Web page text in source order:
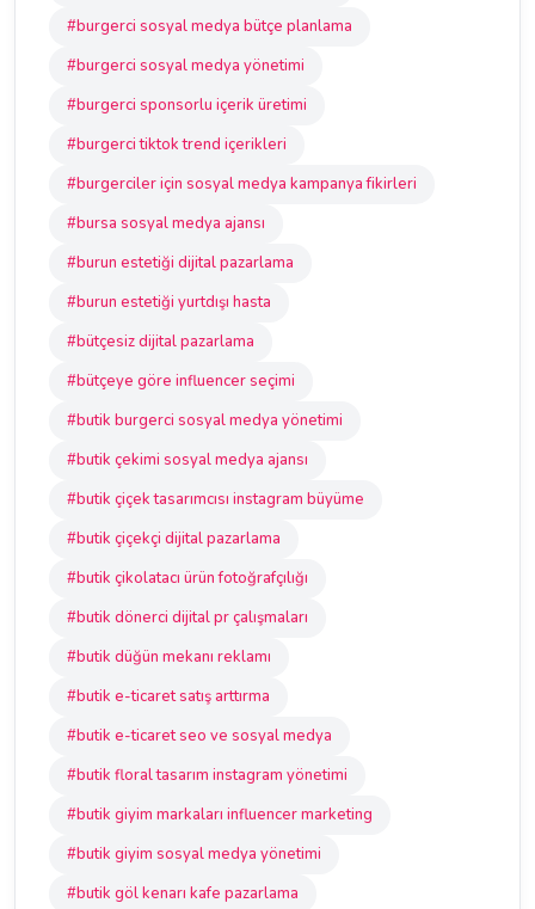
#burgerci sosyal medya bütçe planlama
#burgerci sosyal medya yönetimi
#burgerci sponsorlu içerik üretimi
#burgerci tiktok trend içerikleri
#burgerciler için sosyal medya kampanya fikirleri
#bursa sosyal medya ajansı
#burun estetiği dijital pazarlama
#burun estetiği yurtdışı hasta
#bütçesiz dijital pazarlama
#bütçeye göre influencer seçimi
#butik burgerci sosyal medya yönetimi
#butik çekimi sosyal medya ajansı
#butik çiçek tasarımcısı instagram büyüme
#butik çiçekçi dijital pazarlama
#butik çikolatacı ürün fotoğrafçılığı
#butik dönerci dijital pr çalışmaları
#butik düğün mekanı reklamı
#butik e-ticaret satış arttırma
#butik e-ticaret seo ve sosyal medya
#butik floral tasarım instagram yönetimi
#butik giyim markaları influencer marketing
#butik giyim sosyal medya yönetimi
#butik göl kenarı kafe pazarlama